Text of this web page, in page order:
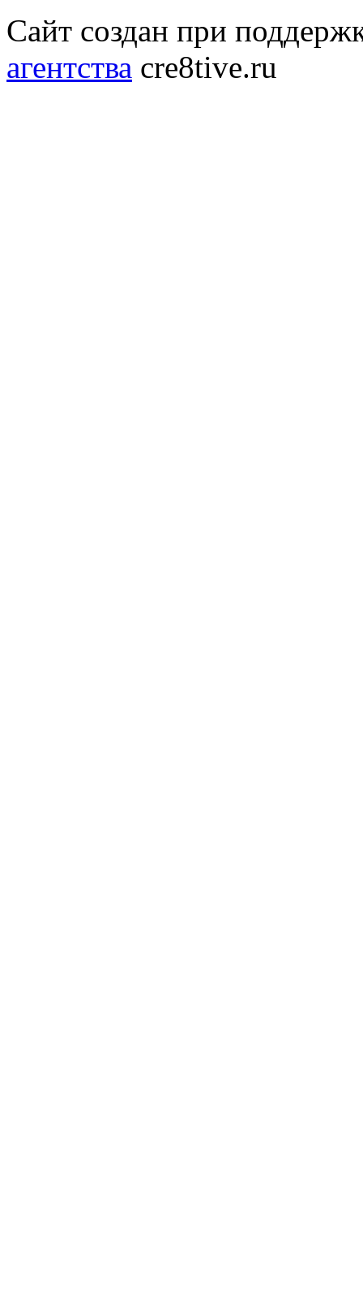
Сайт создан при
агентства cre8tive.ru